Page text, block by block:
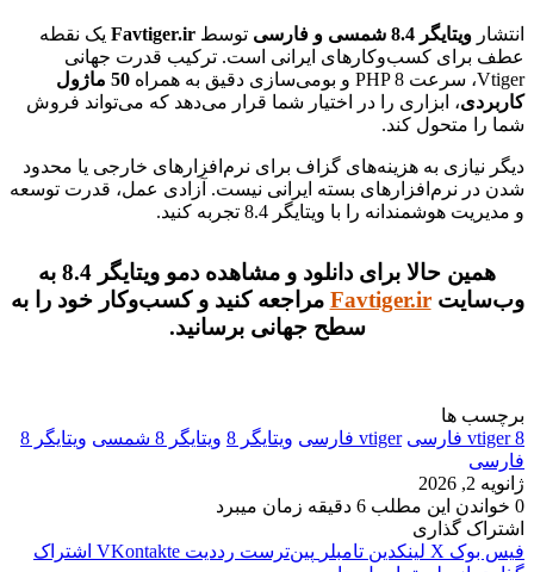
انتشار ویتایگر 8.4 شمسی و فارسی توسط Favtiger.ir یک نقطه
عطف برای کسب‌وکارهای ایرانی است. ترکیب قدرت جهانی
Vtiger، سرعت PHP 8 و بومی‌سازی دقیق به همراه
50 ماژول
کاربردی، ابزاری را در اختیار شما قرار می‌دهد که می‌تواند فروش
شما را متحول کند.
دیگر نیازی به هزینه‌های گزاف برای نرم‌افزارهای خارجی یا محدود
شدن در نرم‌افزارهای بسته ایرانی نیست. آزادی عمل، قدرت توسعه
و مدیریت هوشمندانه را با ویتایگر 8.4 تجربه کنید.
همین حالا برای دانلود و مشاهده دمو ویتایگر 8.4 به
وب‌سایتFavtiger.ir مراجعه کنید و کسب‌وکار خود را به
سطح جهانی برسانید.
برچسب ها
vtiger 8 فارسی
vtiger فارسی ویتایگر 8 ویتایگر 8 شمسی
ویتایگر 8
فارسی
ژانویه 2, 2026
0 خواندن این مطلب 6 دقیقه زمان میبرد
اشتراک گذاری
فیس بوک X لینکدین ‫تامبلر ‫پین‌ترست ‫رددیت ‫VKontakte اشتراک